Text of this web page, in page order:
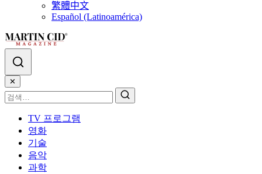
繁體中文
Español (Latinoamérica)
✕
TV 프로그램
영화
기술
음악
과학